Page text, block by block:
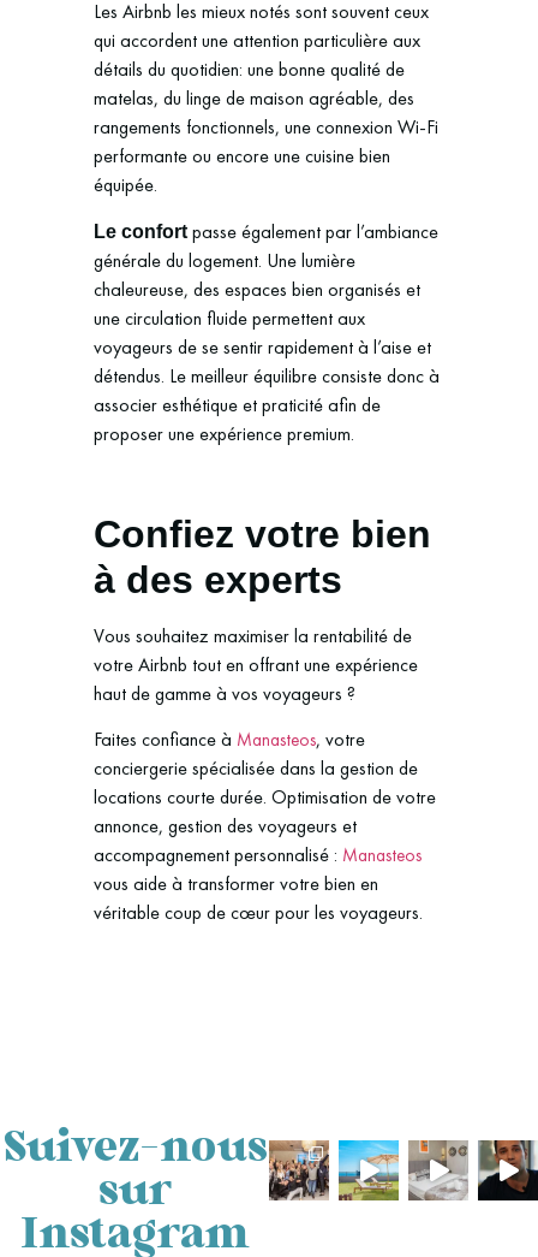
Les Airbnb les mieux notés sont souvent ceux
qui accordent une attention particulière aux
détails du quotidien: une bonne qualité de
matelas, du linge de maison agréable, des
rangements fonctionnels, une connexion Wi-Fi
performante ou encore une cuisine bien
équipée.
Le confortpasse également par l’ambiance
générale du logement. Une lumière
chaleureuse, des espaces bien organisés et
une circulation fluide permettent aux
voyageurs de se sentir rapidement à l’aise et
détendus. Le meilleur équilibre consiste donc à
associer esthétique et praticité afin de
proposer une expérience premium.
Confiez votre bien
à des experts
Vous souhaitez maximiser la rentabilité de
votre Airbnb tout en offrant une expérience
haut de gamme à vos voyageurs ?
Faites confiance à Manasteos, votre
conciergerie spécialisée dans la gestion de
locations courte durée. Optimisation de votre
annonce, gestion des voyageurs et
accompagnement personnalisé : Manasteos
vous aide à transformer votre bien en
véritable coup de cœur pour les voyageurs.
Suivez-nous
sur
Instagram